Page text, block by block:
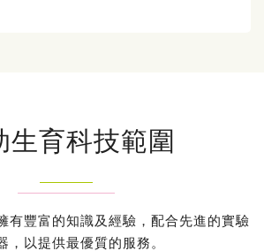
生育科技範圍
有豐富的知識及經驗，配合先進的實驗
，以提供最優質的服務。